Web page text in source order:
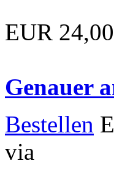
EUR 24,00
Genauer
Bestellen
via